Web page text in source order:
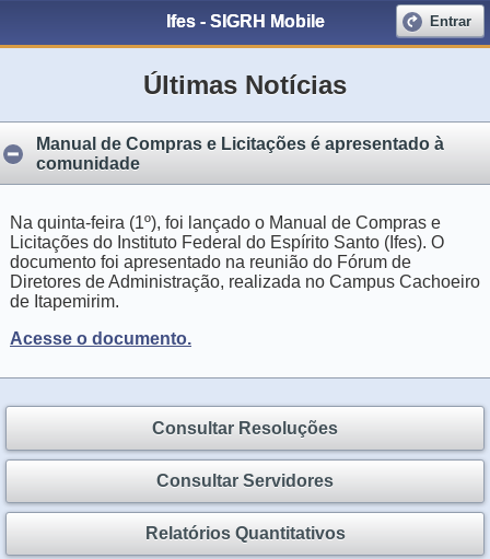
Ifes - SIGRH Mobile Entrar
Últimas Notícias
Manual de Compras e Licitações é apresentado à
comunidade
Na quinta-feira (1º), foi lançado o Manual de Compras e
Licitações do Instituto Federal do Espírito Santo (Ifes). O
documento foi apresentado na reunião do Fórum de
Diretores de Administração, realizada no Campus Cachoeiro
de Itapemirim.
Acesse o documento.
Consultar Resoluções
Consultar Servidores
Relatórios Quantitativos